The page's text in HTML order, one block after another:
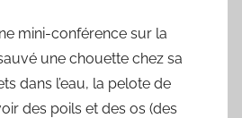
mini-conférence sur la
une chouette chez sa
dans l’eau, la pelote de
des poils et des os (des